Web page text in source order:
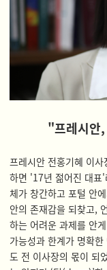
"프레시안
프레시안 전홍기혜 이
하면 '17년 젊어진 대표
체가 창간하고 포털 안
안의 존재감을 되찾고,
하는 어려운 과제를 안
가능성과 한계가 명확
도 전 이사장의 몫이 되